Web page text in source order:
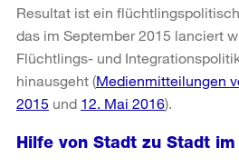
Resultat ist ein
das im September 2015 lanciert
Flüchtlings- und
hinausgeht (Medienmitteilungen
2015 und 12. Mai 2016).
Hilfe von Stadt zu Stadt im